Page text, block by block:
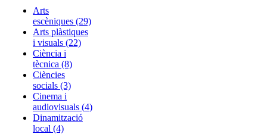
Arts
escèniques (29)
Arts plàstiques
i visuals (22)
Ciència i
tècnica (8)
Ciències
socials (3)
Cinema i
audiovisuals (4)
Dinamització
local (4)